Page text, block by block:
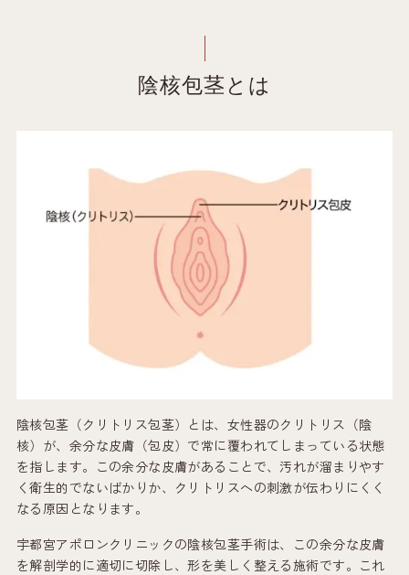
陰核包茎とは
陰核包茎（クリトリス包茎）とは、女性器のクリトリス（陰
核）が、余分な皮膚（包皮）で常に覆われてしまっている状態
を指します。この余分な皮膚があることで、汚れが溜まりやす
く衛生的でないばかりか、クリトリスへの刺激が伝わりにくく
なる原因となります。
宇都宮アポロンクリニックの陰核包茎手術は、この余分な皮膚
を解剖学的に適切に切除し、形を美しく整える施術です。これ